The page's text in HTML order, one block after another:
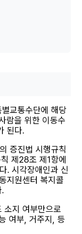
교통수단에 해당
람을 위한 이동수
된다.
증진법 시행규칙
제28조 제1항에
. 시각장애인과 신
지원센터 복지콜
소지 여부만으로
여부, 거주지, 등